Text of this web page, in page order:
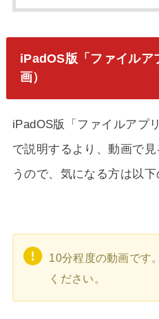
iPadOS版「ファイルア
画）
iPadOS版「ファイルアプ
で説明するより、動画で
うので、気になる方は以下
10分程度の動画です
ください。